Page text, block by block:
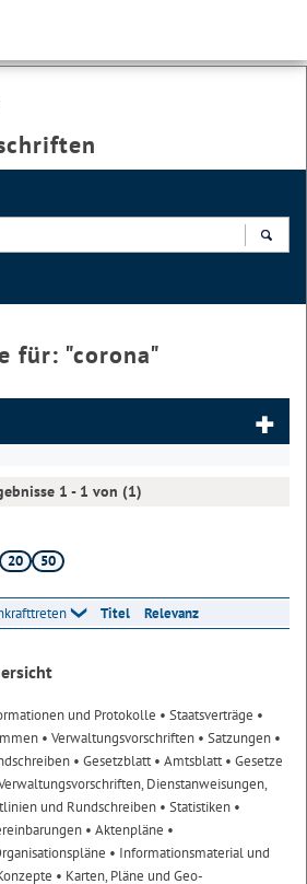
für: "corona"
1 - 1 von (1)
20 50
Titel Relevanz
und Protokolle • Staatsverträge •
• Verwaltungsvorschriften • Satzungen •
• Gesetzblatt• Amtsblatt• Gesetze
Dienstanweisungen,
und Rundschreiben • Statistiken •
• Aktenpläne •
• Informationsmaterial und
• Karten, Pläne und Geo-